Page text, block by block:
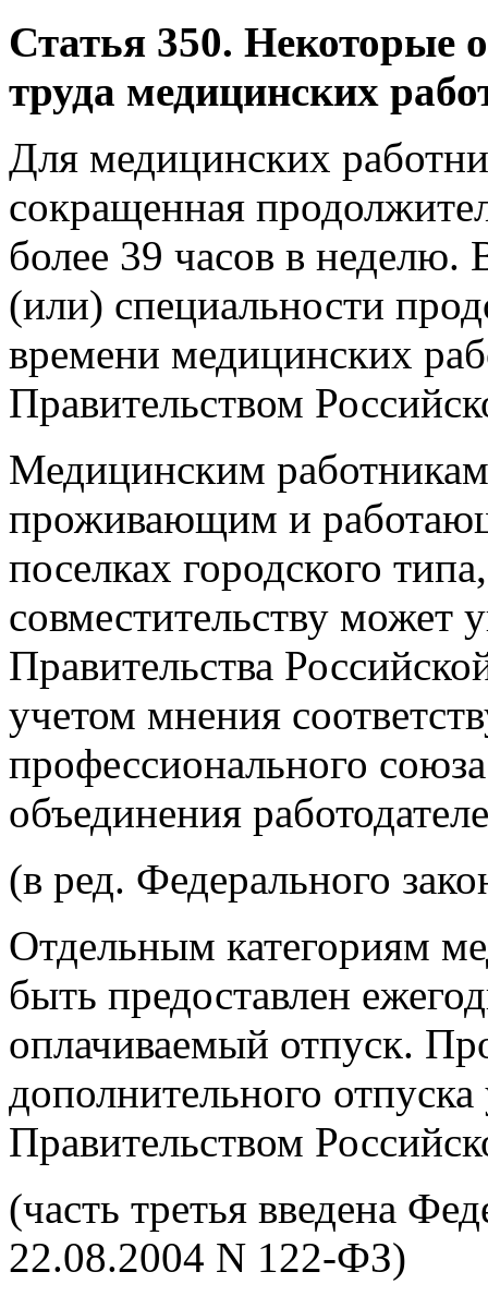
Статья 350. Некоторые
труда медицинских
Для медицинских
сокращенная
более 39 часов в неделю.
(или) специальности
времени медицинских
Правительством
Медицинским
проживающим и
поселках городского
совместительству может
Правительства
учетом мнения
профессионального
объединения
(в ред. Федерального
Отдельным категориям
быть предоставлен
оплачиваемый отпуск.
дополнительного отпуска
Правительством
(часть третья введена
22.08.2004 N 122-ФЗ)